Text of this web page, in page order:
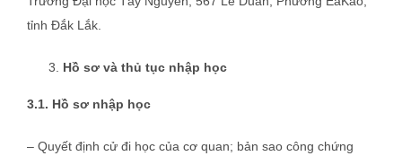
tỉnh Đắk Lắk.
Hồ sơ và thủ tục nhập học
3.1. Hồ sơ nhập học
– Quyết định cử đi học của cơ quan; bản sao công chứng